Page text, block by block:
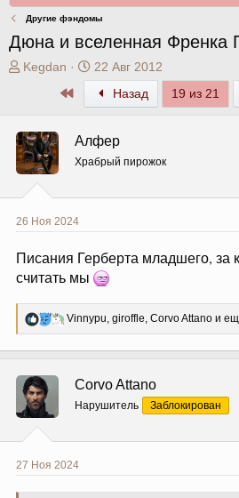
Другие фэндомы
Дюна и вселенная Френка
А
р
т
е
ы
Kegdan
Д
а
н
а
ч
л
22 Авг 2012
ПервыйНазад 19 из 21
Алфер
Храбрый пирожок
26 Ноя 2024
Писания Герберта младшего, за
считать мы
Р
е
Vinnypu, giroffle, Corvo Attano и
Corvo Attano
Нарушитель Заблокирован
27 Ноя 2024